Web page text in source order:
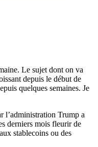
Le sujet dont on va
depuis le début de
quelques semaines. Je
l’administration Trump a
derniers mois fleurir de
stablecoins ou des